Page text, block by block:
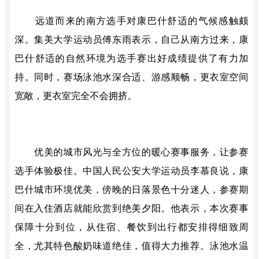
远道而来的南方选手对康巴什舒适的气候感触颇
深。集美大学运动员傅东雨表示，自己从南方过来，康
巴什舒适的自然环境为选手赛出好成绩提供了有力加
持。同时，赛场泳池水深合适、游感顺畅，更衣室空间
宽敞， 更衣室完全不会拥挤。
优美的城市风光与全方位的暖心赛事服务， 让参赛
选手体验极佳。中国人民公安大学运动员李慕良说，康
巴什城市环境优美，傍晚的日落景色十分迷人，参赛期
间在入住酒店就能欣赏到绝美夕阳。他表示，本次赛事
保障十分到位，从住宿、餐饮到出行都安排得细致周
全，尤其特色酸奶味道绝佳，值得大力推荐。泳池水温